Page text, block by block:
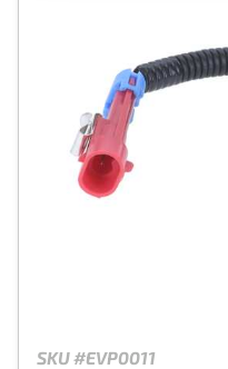
SKU #EVP0011